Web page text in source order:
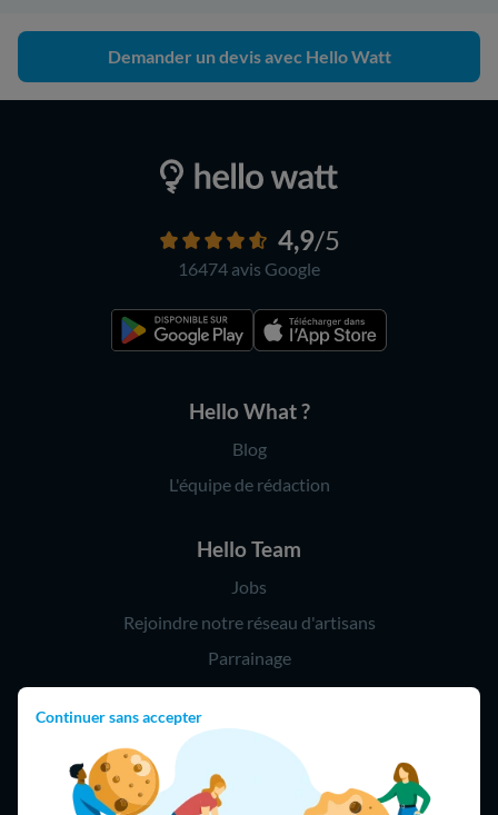
Continuer sans accepter
Demander un devis avec Hello Watt
4,9/5
16474 avis Google
Hello What ?
Blog
L'équipe de rédaction
Hello Team
Jobs
Rejoindre notre réseau d'artisans
Parrainage
Hello !
09 75 18 60 60
(8h-21h)
75018 Paris